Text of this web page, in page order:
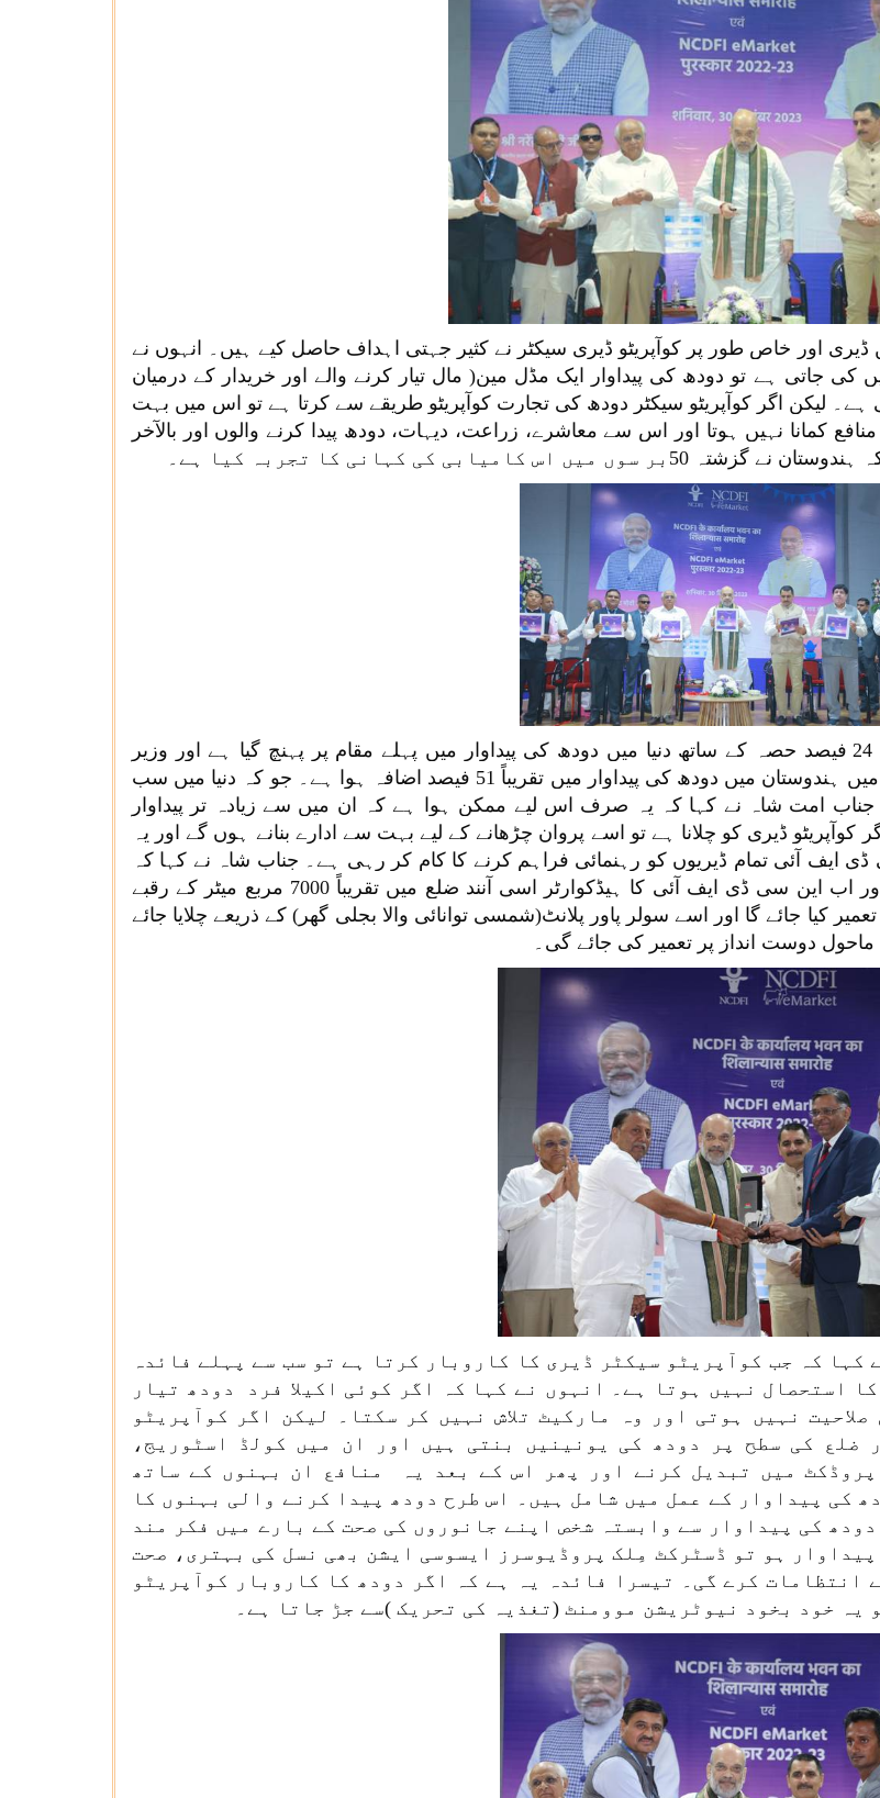
اور خاص طور پر کوآپریٹو ڈیری سیکٹر نے کثیر جہتی اہداف حاصل کیے ہیں۔ انہوں نے
کی جاتی ہے تو دودھ کی پیداوار ایک مڈل مین( مال تیار کرنے والے اور خریدار کے درمیان
لیکن اگر کوآپریٹو سیکٹر دودھ کی تجارت کوآپریٹو طریقے سے کرتا ہے تو اس میں بہت
نہیں ہوتا اور اس سے معاشرے، زراعت، دیہات، دودھ پیدا کرنے والوں اور بالآخر
کی کہانی کا تجربہ کیا ہے۔
باہمی تعاون کے وزیر نے کہا کہ آج ہندوستان 24 فیصد حصہ کے ساتھ دنیا میں دودھ کی پیداوار میں پہلے مقام پر پہنچ گیا ہے اور وزیر
اعظم جناب نریندر مودی کی قیادت میں گزشتہ 8 برسوں میں ہندوستان میں دودھ کی پیداوار میں تقریباً 51 فیصد اضافہ ہوا ہے۔ جو کہ دنیا میں سب
امت شاہ نے کہا کہ یہ صرف اس لیے ممکن ہوا ہے کہ ان میں سے زیادہ تر پیداوار
ڈیری کو چلانا ہے تو اسے پروان چڑھانے کے لیے بہت سے ادارے بنانے ہوں گے اور یہ
آئی تمام ڈیریوں کو رہنمائی فراہم کرنے کا کام کر رہی ہے۔ جناب شاہ نے کہا کہ
سفید انقلاب کی شروعات ‘واسی’ گاؤں سے ہوئی تھی اور اب این سی ڈی ایف آئی کا ہیڈکوارٹر اسی آنند ضلع میں تقریباً 7000 مربع میٹر کے رقبے
کروڑ روپے کی لاگت سے تعمیر کیا جائے گا اور اسے سولر پاور پلانٹ(شمسی توانائی والا بجلی گھر) کے ذریعے چلایا جائے
کہ جب کوآپریٹو سیکٹر ڈیری کا کاروبار کرتا ہے تو سب سے پہلے فائدہ
استحصال نہیں ہوتا ہے۔ انہوں نے کہا کہ اگر کوئی اکیلا فرد دودھ تیار
نہیں ہوتی اور وہ مارکیٹ تلاش نہیں کر سکتا۔ لیکن اگر کوآپریٹو
ضلع کی سطح پر دودھ کی یونینیں بنتی ہیں اور ان میں کولڈ اسٹوریج،
میں تبدیل کرنے اور پھر اس کے بعد یہ منافع ان بہنوں کے ساتھ
کی پیداوار کے عمل میں شامل ہیں۔ اس طرح دودھ پیدا کرنے والی بہنوں کا
کی پیداوار سے وابستہ شخص اپنے جانوروں کی صحت کے بارے میں فکر مند
ہو تو ڈسٹرکٹ مِلک پروڈیوسرز ایسوسی ایشن بھی نسل کی بہتری، صحت
انتظامات کرے گی۔ تیسرا فائدہ یہ ہے کہ اگر دودھ کا کاروبار کوآپریٹو
خود بخود نیوٹریشن موومنٹ (تغذیہ کی تحریک )سے جڑ جاتا ہے۔